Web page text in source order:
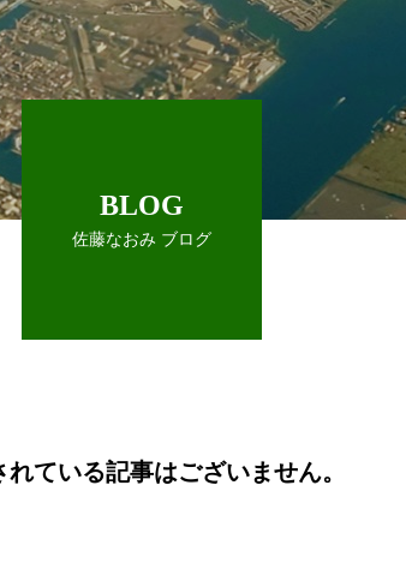
世帯支援
も支援
BLOG
佐藤なおみ ブログ
れている記事はございません。